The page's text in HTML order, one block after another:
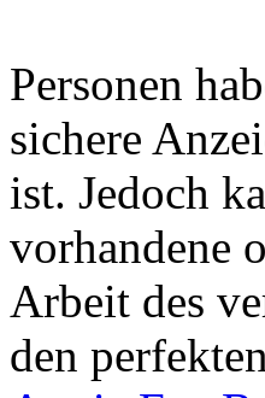
Personen
sichere
ist. Jedoch
vorhandene
Arbeit des
den